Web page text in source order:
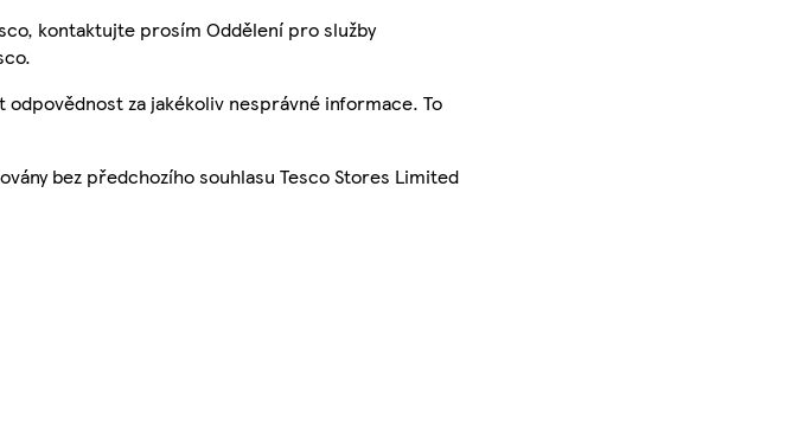
kontaktujte prosím Oddělení pro služby
za jakékoliv nesprávné informace. To
bez předchozího souhlasu Tesco Stores Limited